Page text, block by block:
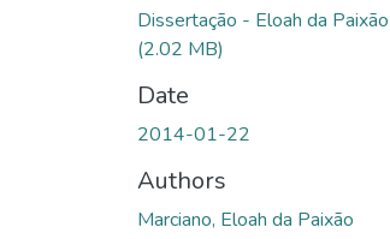
Dissertação - Eloah da
(2.02 MB)
Date
2014-01-22
Authors
Marciano, Eloah da Paixão